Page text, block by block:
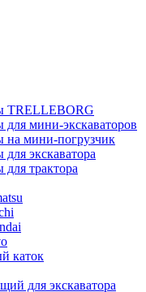
TRELLEBORG
мини-экскаваторов
на мини-погрузчик
экскаватора
трактора
каток
для экскаватора